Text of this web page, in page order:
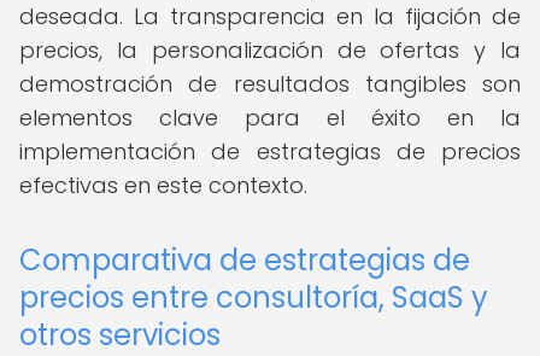
deseada. La transparencia en la fijación de
precios, la personalización de ofertas y la
demostración de resultados tangibles son
elementos clave para el éxito en la
implementación de estrategias de precios
efectivas en este contexto.
Comparativa de estrategias de
precios entre consultoría, SaaS y
otros servicios